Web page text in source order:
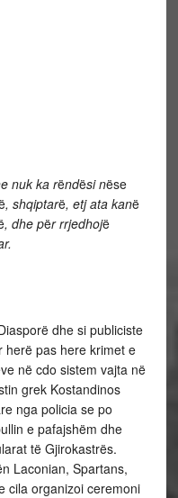
nuk ka rëndësi nëse
, shqiptarë, etj ata kanë
, dhe për rrjedhojë
dhe si publiciste
herë pas here krimet e
në cdo sistem vajta në
grek Kostandinos
nga policia se po
e pafajshëm dhe
të Gjirokastrës.
Laconian, Spartans,
cila organizoi ceremoni